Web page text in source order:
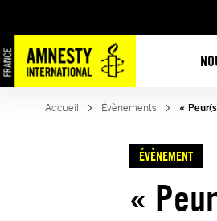
Accueil Évènements «
ÉVÈNEMENT
«